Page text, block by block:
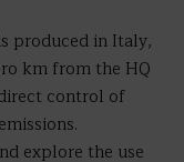
produced in Italy,
km from the HQ
control of
explore the use